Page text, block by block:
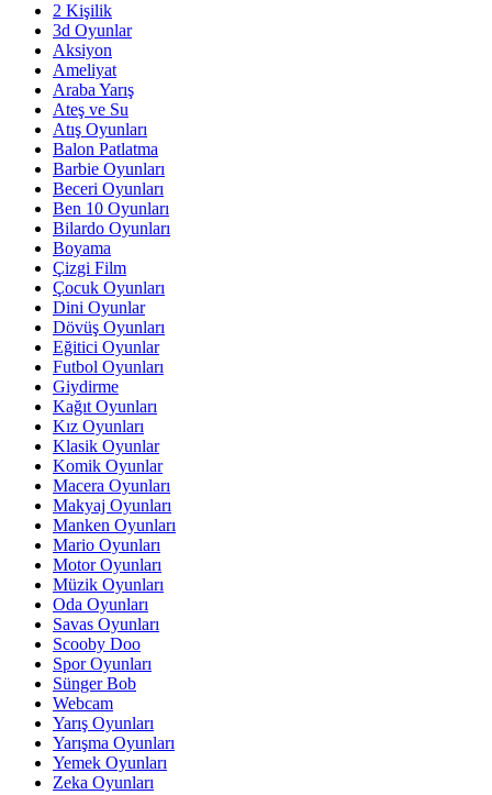
2 Kişilik
3d Oyunlar
Aksiyon
Ameliyat
Araba Yarış
Ateş ve Su
Atış Oyunları
Balon Patlatma
Barbie Oyunları
Beceri Oyunları
Ben 10 Oyunları
Bilardo Oyunları
Boyama
Çizgi Film
Çocuk Oyunları
Dini Oyunlar
Dövüş Oyunları
Eğitici Oyunlar
Futbol Oyunları
Giydirme
Kağıt Oyunları
Kız Oyunları
Klasik Oyunlar
Komik Oyunlar
Macera Oyunları
Makyaj Oyunları
Manken Oyunları
Mario Oyunları
Motor Oyunları
Müzik Oyunları
Oda Oyunları
Savas Oyunları
Scooby Doo
Spor Oyunları
Sünger Bob
Webcam
Yarış Oyunları
Yarışma Oyunları
Yemek Oyunları
Zeka Oyunları